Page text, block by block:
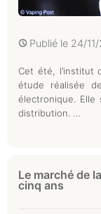
Publié le 24/
Cet été, l’institut
étude réalisée
électronique. Elle
distribution. …
Le marché de
cinq ans